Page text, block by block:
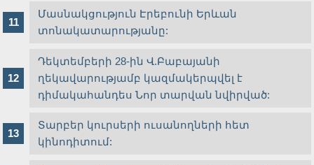
Մասնակցություն Էրեբունի Երևան
տոնակատարությանը:
Դեկտեմբերի 28-ին Վ.Բաբայանի
ղեկավարությամբ կազմակերպվել է
դիմակահանդես Նոր տարվան նվիրված:
Տարբեր կուրսերի ուսանողների հետ
կինոդիտում: